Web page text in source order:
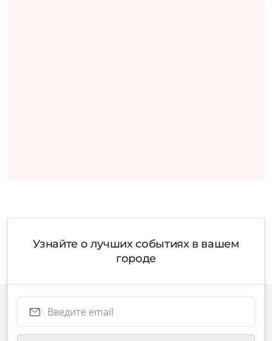
Узнайте о лучших событиях в вашем
городе